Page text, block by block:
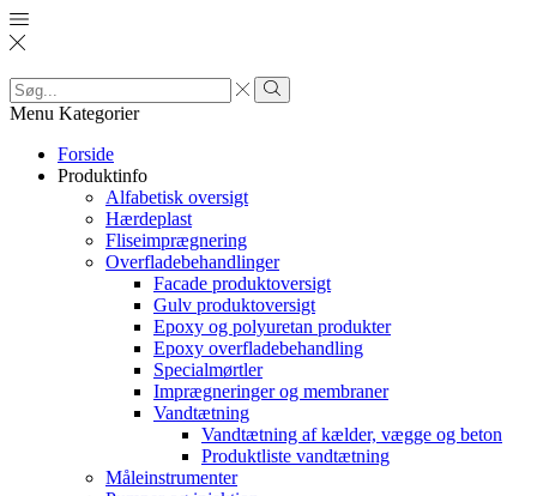
Search
input
Search
Menu Kategorier
Forside
Produktinfo
Alfabetisk oversigt
Hærdeplast
Fliseimprægnering
Overfladebehandlinger
Facade produktoversigt
Gulv produktoversigt
Epoxy og polyuretan produkter
Epoxy overfladebehandling
Specialmørtler
Imprægneringer og membraner
Vandtætning
Vandtætning af kælder, vægge og beton
Produktliste vandtætning
Måleinstrumenter